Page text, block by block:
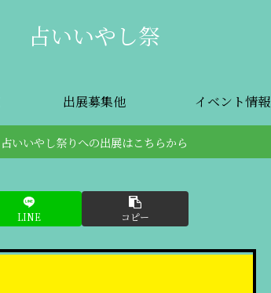
占いいやし祭
出展募集他 イベント情報
占いいやし祭りへの出展はこちらから
LINE コピー